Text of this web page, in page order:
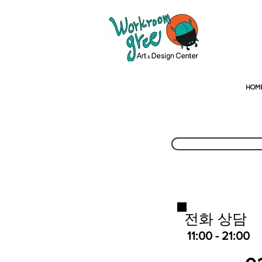
전화 상담
11:00 - 21:00